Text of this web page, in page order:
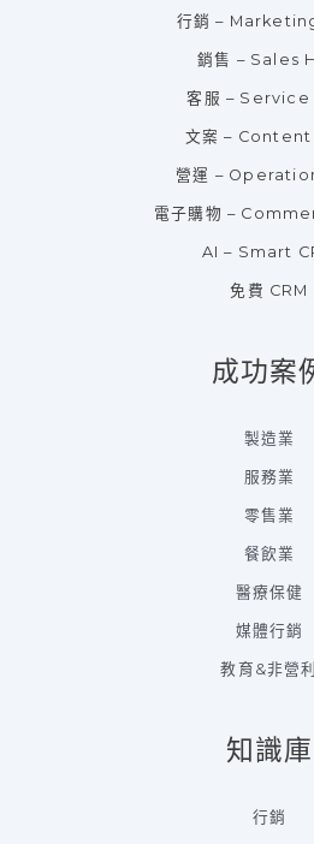
行銷 –
銷售 – Sales
客服 – Service
文案 –
營運 –
電子購物 –
AI – Smart
免費 CRM
成功案
製造業
服務業
零售業
餐飲業
醫療保健
媒體行銷
教育&非營利
知識庫
行銷